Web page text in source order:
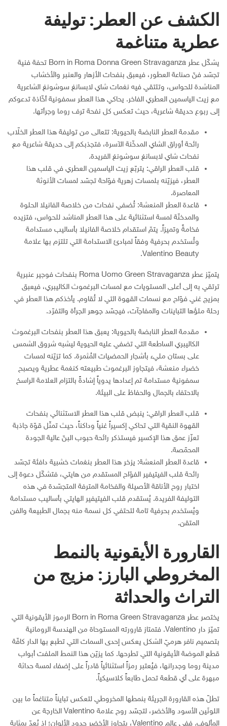
الكشف عن العطر: توليفة
عطرية متناغمة
يشكّل عطر Born in Roma Donna Green Stravaganza تحفة فنية
تجسّد فنّ صناعة العطور، فيعبق بنفحات الأزهار والعنبر والأخشاب
المناشدة للحواس، وتلتقي فيه نغمات شاي لابسانغ سوشونغ الشاعرية
مع زيت الياسمين العطري الفاخر. يحاكي هذا العطر سمفونية أخّاذة تدعوكم
إلى ربوع حديقة شاعرية، حيث تعكس كل نفحة ترف روما وجرأتها.
مقدمة العطر النابضة بالحيوية: تتعالى من توليفة هذا العطر الخلّاب
رائحة أوراق الشاي المدخّنة الآسرة، فتجذبكم إلى حديقة شاعرية مع
نفحات شاي لابسانغ سوشونغ الفريدة.
قلب العطر الراقي: يتربّع زيت الياسمين العطري في قلب هذا
العطر، فيزيّنه بلمسات زهرية فوّاحة تجسّد لمسات الأنوثة
المعاصرة.
قاعدة العطر المنعشة: تُضفي نفحات من خلاصة الفانيلا الحلوة
والمدخنّة لمسة استثنائية على هذا العطر المناشد للحواس، فتزيده
فخامةً وتميزاً. يتمّ استقدام خلاصة الفانيلا بأساليب مستدامة
وتُستخدم بحرفية وفقاً لمبادئ الاستدامة التي تلتزم بها علامة
Valentino Beauty.
يتميّز عطر Roma Uomo Green Stravaganza بنفحات فوجير عنبرية
ترتقي به إلى أعلى المستويات مع لمسات البرغموث الكاليبري، فيعبق
بمزيج غني فوّاح مع نسمات القهوة التي لا تُقاوم. يأخذكم هذا العطر في
رحلة ملؤها التباينات والمفاجآت، فيجسّد جوهر الجرأة والتفرّد.
مقدمة العطر النابضة بالحيوية: يعبق هذا العطر بنفحات البرغموث
الكاليبري الساطعة التي تضفي عليه الحيوية ليشبه شروق الشمس
على بستان مليء بأشجار الحمضيات المُثمرة. كما تزيّنه لمسات
خضراء منعشة، فيتجاوز البرغموث طبيعته كنغمة عطرية ويصبح
سمفونية مستدامة تم إعدادها يدوياً إشادةً بالتزام العلامة الراسخ
بالاحتفاء بالجمال والحفاظ على البيئة.
قلب العطر الراقي: ينبض قلب هذا العطر الاستثنائي بنفحات
القهوة النقية التي تحاكي إكسيراً غنياً وداكناً، حيث تمثّل قوّة جاذبة
تعزّز عمق هذا الإكسير فيستذكر رائحة حبوب البنّ عالية الجودة
المحمّصة.
قاعدة العطر المنعشة: يزخر هذا العطر بنغمات خشبية دافئة تجسّد
رائحة قلب الفيتيفير الفوّاح المستقدم من هايتي، فتشكّل دعوة إلى
اختبار روح الأناقة الأصيلة والفخامة المترفة المتجسّدة في هذه
التوليفة الفريدة. يُستقدم قلب الفيتيفير الهايتي بأساليب مستدامة
ويُستخدم بحرفية تامة لتحتفي كل نسمة منه بجمال الطبيعة والفن
المتقن.
القارورة الأيقونية بالنمط
المخروطي البارز: مزيج من
التراث والحداثة
يختصر عطر Born in Roma Green Stravaganza الرموز الأيقونية التي
تميّز دار Valentino. فتمتاز قارورته المستوحاة من الهندسة الرومانية
بتصميم نافر هرميّ الشكل يعكس إحدى السمات التي تطبع بها الدار كافّة
قطع الموضة الأيقونية التي تطرحها. كما يزيّن هذا النمط الملفت أبواب
مدينة روما وجدرانها، فيُعتبر رمزاً استثنائياً قادراً على إضفاء لمسة حداثة
مبهرة على أي قطعة تحمل طابعاً كلاسيكياً.
تطلّ هذه القارورة الجريئة بنمطها المخروطي لتعكس تبايناً متناغماً ما بين
اللونَين الأسود والأخضر، لتجسّد روح علامة Valentino الخارجة عن
المألوف. ففي عالم Valentino، يتجاوز الأخضر حدود الألوان؛ إذ يُعدّ بمثابة